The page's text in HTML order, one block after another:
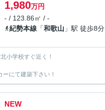
1,980万円
- / 123.86㎡ / -
紀勢本線 「和歌山 」駅 徒歩8分
小学校すぐ近く！
にて建築下さい！
NEW